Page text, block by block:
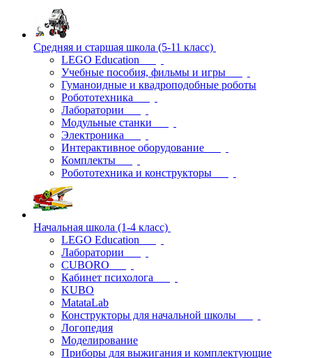
Средняя и старшая школа (5-11 класс)
LEGO Education
Учебные пособия, фильмы и игры
Гуманоидные и квадроподобные роботы
Робототехника
Лаборатории
Модульные станки
Электроника
Интерактивное оборудование
Комплекты
Робототехника и конструкторы
Начальная школа (1-4 класс)
LEGO Education
Лаборатории
CUBORO
Кабинет психолога
KUBO
MatataLab
Конструкторы для начальной школы
Логопедия
Моделирование
Приборы для выжигания и комплектующие